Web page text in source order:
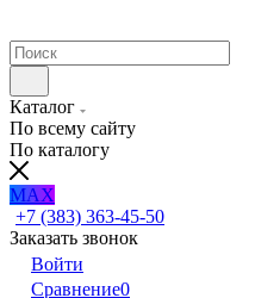
Каталог
По всему сайту
По каталогу
MAX
+7 (383) 363-45-50
Заказать звонок
Войти
Сравнение0